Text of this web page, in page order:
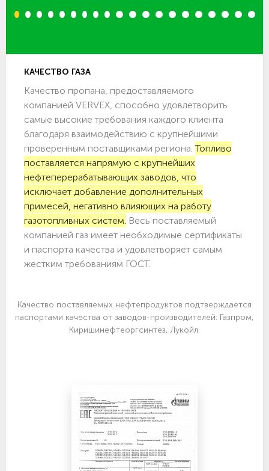
1 2 3 4 5 6 7 8 9 10 11 12 13 14 15 16 17 18 19 20
КАЧЕСТВО ГАЗА
Качество пропана, предоставляемого
компанией VERVEX, способно удовлетворить
самые высокие требования каждого клиента
благодаря взаимодействию с крупнейшими
проверенным поставщиками региона.Топливо
поставляется напрямую с крупнейших
нефтеперерабатывающих заводов, что
исключает добавление дополнительных
примесей, негативно влияющих на работу
газотопливных систем. Весь поставляемый
компанией газ имеет необходимые сертификаты
и паспорта качества и удовлетворяет самым
жестким требованиям ГОСТ.
Качество поставляемых нефтепродуктов подтверждается
паспортами качества от заводов-производителей: Газпром,
Киришинефтеоргсинтез, Лукойл.